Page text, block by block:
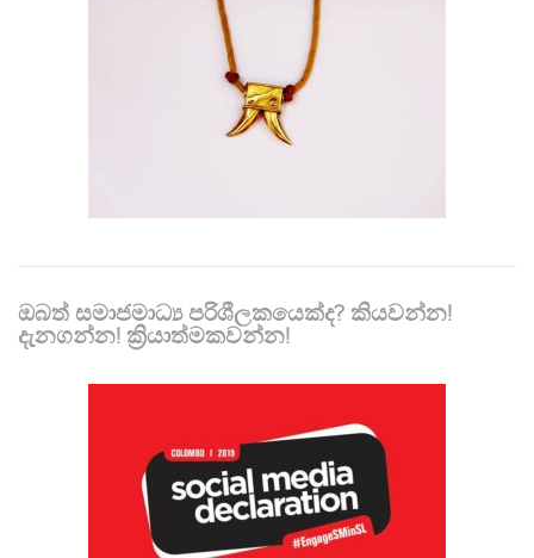
ඔබත් සමාජමාධ්‍ය පරිශීලකයෙක්ද? කියවන්න!
දැනගන්න! ක්‍රියාත්මකවන්න!